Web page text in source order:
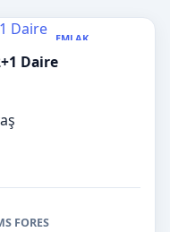
EMLAK
Daire
FORES